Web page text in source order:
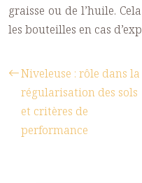
graisse ou de l’huile.
les bouteilles en cas
Niveleuse : rôle dans la
régularisation des sols
et critères de
performance